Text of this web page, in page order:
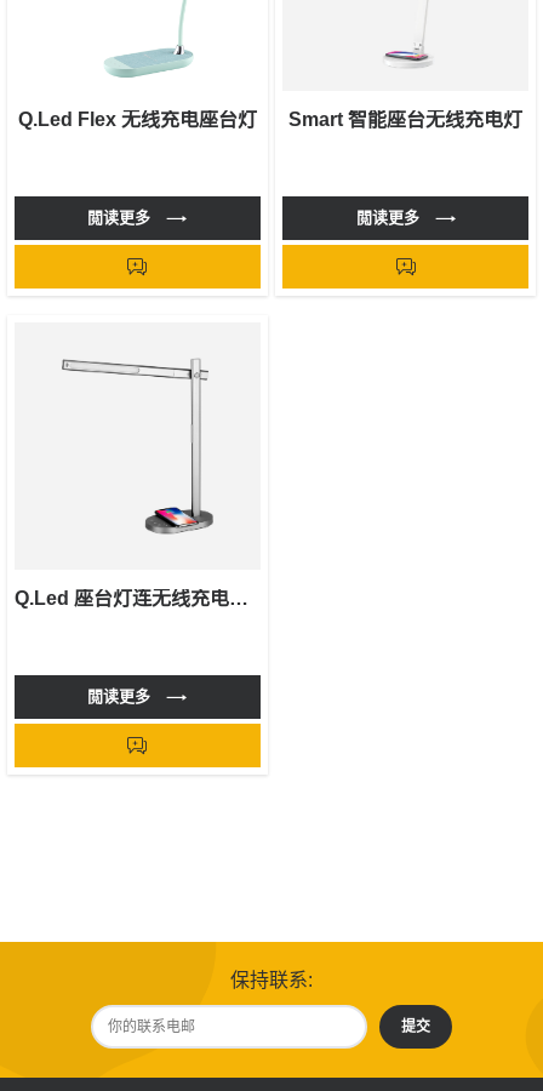
Q.Led Flex 无线充电座台灯
閲读更多
Smart 智能座台无线充电灯
閲读更多
Q.Led 座台灯连无线充电底座
閲读更多
保持联系:
提交